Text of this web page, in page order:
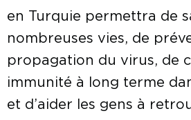
en Turquie permettra de
nombreuses vies, de
propagation du virus, de
immunité à long terme
et d’aider les gens à